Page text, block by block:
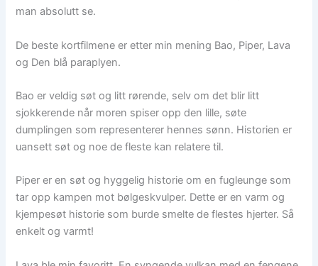
man absolutt se.
De beste kortfilmene er etter min mening Bao, Piper, Lava
og Den blå paraplyen.
Bao er veldig søt og litt rørende, selv om det blir litt
sjokkerende når moren spiser opp den lille, søte
dumplingen som representerer hennes sønn. Historien er
uansett søt og noe de fleste kan relatere til.
Piper er en søt og hyggelig historie om en fugleunge som
tar opp kampen mot bølgeskvulper. Dette er en varm og
kjempesøt historie som burde smelte de flestes hjerter. Så
enkelt og varmt!